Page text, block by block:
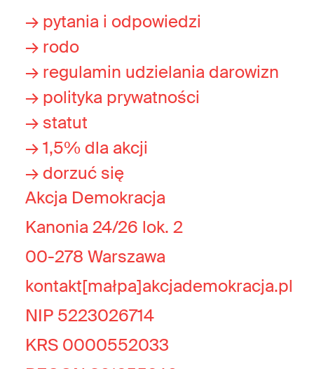
→ pytania i odpowiedzi
→ rodo
→ regulamin udzielania darowizn
→ polityka prywatności
→ statut
→ 1,5% dla akcji
→ dorzuć się
Akcja Demokracja
Kanonia 24/26 lok. 2
00-278 Warszawa
kontakt[małpa]akcjademokracja.pl
NIP 5223026714
KRS 0000552033